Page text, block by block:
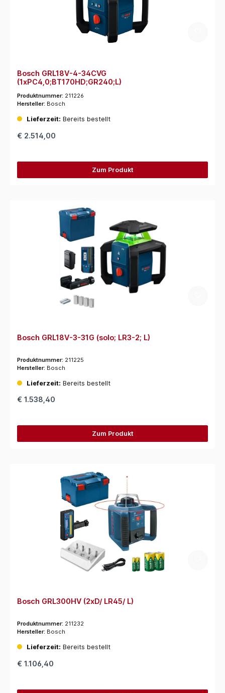
Bosch GRL18V-4-34CVG
(1xPC4,0;BT170HD;GR240;L)
Produktnummer: 211226
Hersteller: Bosch
Lieferzeit: Bereits bestellt
€ 2.514,00
Zum Produkt
Bosch GRL18V-3-31G (solo; LR3-2; L)
Produktnummer: 211225
Hersteller: Bosch
Lieferzeit: Bereits bestellt
€ 1.538,40
Zum Produkt
Bosch GRL300HV (2xD/ LR45/ L)
Produktnummer: 211232
Hersteller: Bosch
Lieferzeit: Bereits bestellt
€ 1.106,40